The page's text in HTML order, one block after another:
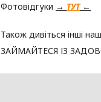
Фотовідгуки → ТУТ←
Також дивіться інші
ЗАЙМАЙТЕСЯ ІЗ